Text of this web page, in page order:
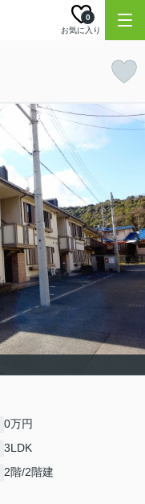
お気に入り
0
0万円
3LDK
2階/2階建